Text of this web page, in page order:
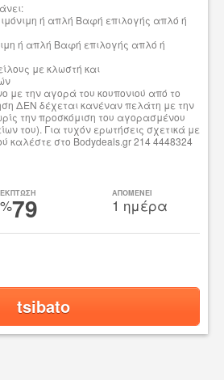
ή απλή Βαφή επιλογής απλό ή
ή απλή Βαφή επιλογής απλό ή
με κλωστή και
με την αγορά του κουπονιού από το
ΔΕΝ δέχεται κανέναν πελάτη με την
την προσκόμιση του αγορασμένου
του). Για τυχόν ερωτήσεις σχετικά με
καλέστε στο Bodydeals.gr 214 4448324
ΕΚΠΤΩΣΗ
%79 ΑΠΟΜΕΝΕΙ
1 ημέρα
tsibato